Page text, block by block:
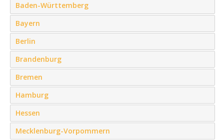
Baden-Württemberg
Bayern
Berlin
Brandenburg
Bremen
Hamburg
Hessen
Mecklenburg-Vorpommern